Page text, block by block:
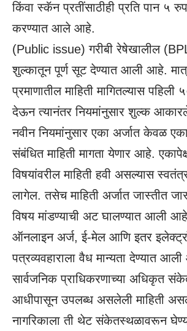
किंवा स्कॅन प्रतींसाठीही प्रति पान ५
करण्यात आले आहे.
(Public issue) गरीबी रेषेखालील
शुल्कातून पूर्ण सूट देण्यात आली आहे.
प्रमाणातील माहिती मागितल्यास पहिली
देऊन त्यानंतर नियमांनुसार शुल्क
नवीन नियमांनुसार एका अर्जात केवळ
संबंधित माहिती मागता येणार आहे.
विषयांवरील माहिती हवी असल्यास
लागेल. तसेच माहिती अर्जात जास्तीत
विषय मांडण्याची अट घालण्यात आली
ऑनलाइन अर्ज, ई-मेल आणि इतर
पत्रव्यवहाराला वैध मान्यता देण्यात
सार्वजनिक प्राधिकरणाच्या अधिकृत
आधीपासून उपलब्ध असलेली माहिती
नागरिकाला ती थेट संकेतस्थळावरून